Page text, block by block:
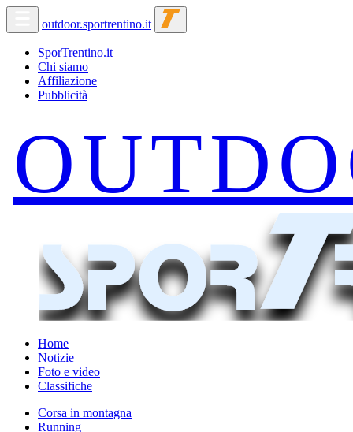
outdoor.sportrentino.it
SporTrentino.it
Chi siamo
Affiliazione
Pubblicità
Home
Notizie
Foto e video
Classifiche
Corsa in montagna
Running